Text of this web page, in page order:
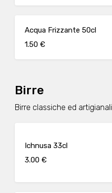
Acqua Frizzante 50cl
1.50 €
Birre
Birre classiche ed artigianali
Ichnusa 33cl
3.00 €